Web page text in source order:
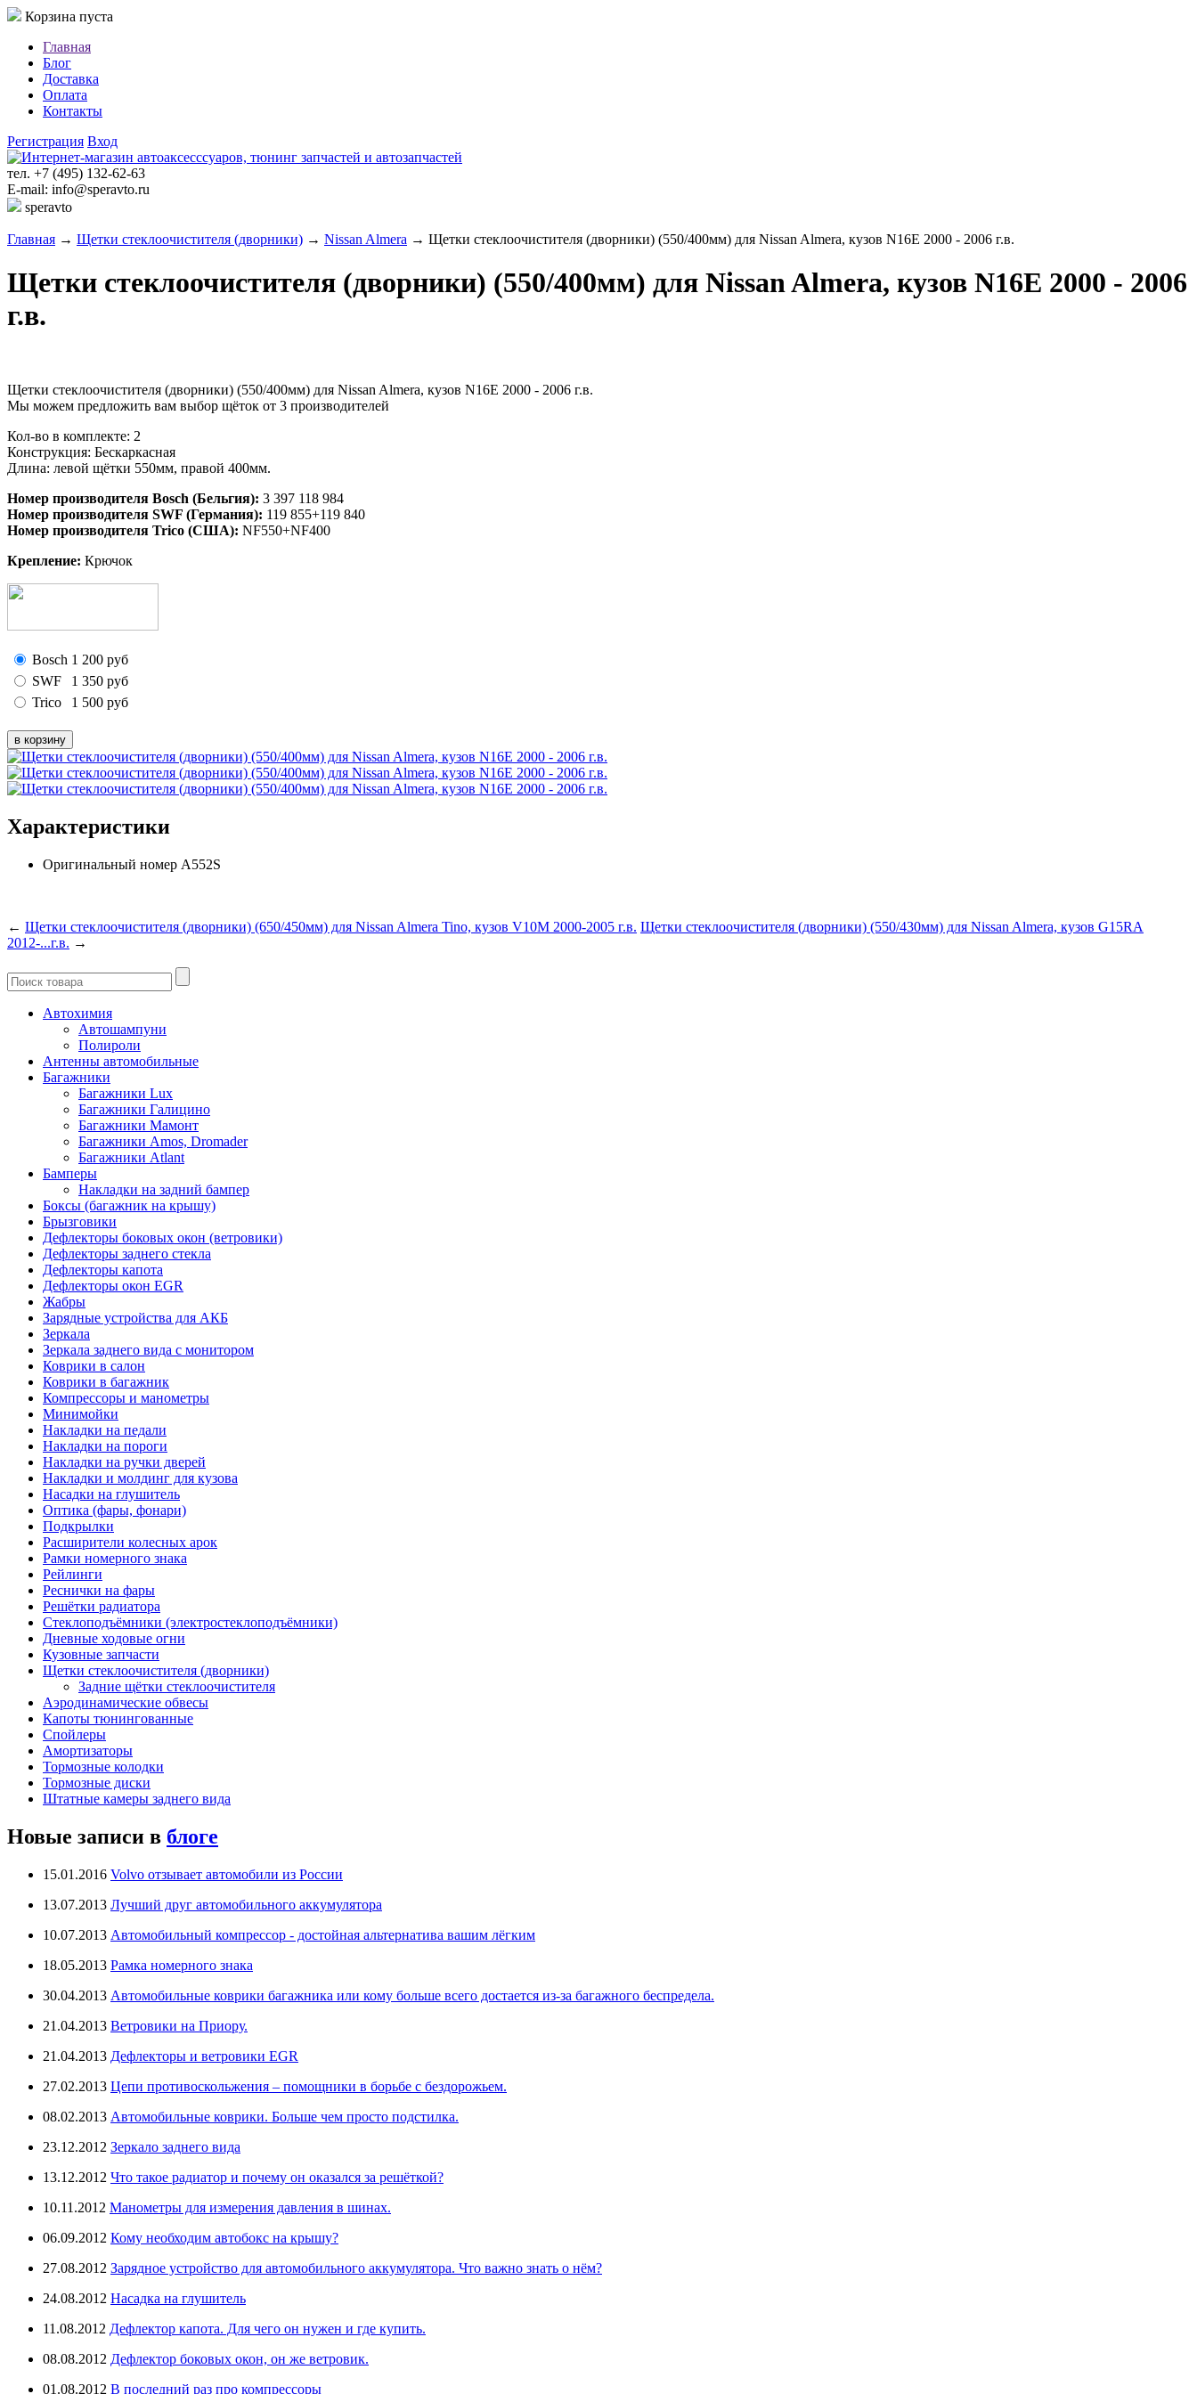
Корзина пуста
Главная
Блог
Доставка
Оплата
Контакты
Регистрация Вход
тел. +7 (495) 132-62-63
E-mail: info@speravto.ru
speravto
Главная → Щетки стеклоочистителя (дворники) → Nissan Almera → Щетки стеклоочистителя (дворники) (550/400мм) для Nissan Almera, кузов N16E 2000 - 2006 г.в.
Щетки стеклоочистителя (дворники) (550/400мм) для Nissan Almera, кузов N16E 2000 - 2006
г.в.
Щетки стеклоочистителя (дворники) (550/400мм) для Nissan Almera, кузов N16E 2000 - 2006 г.в.
Мы можем предложить вам выбор щёток от 3 производителей
Кол-во в комплекте: 2
Конструкция: Бескаркасная
Длина: левой щётки 550мм, правой 400мм.
Номер производителя Bosch (Бельгия): 3 397 118 984
Номер производителя SWF (Германия): 119 855+119 840
Номер производителя Trico (США): NF550+NF400
Крепление: Крючок
Bosch 1 200 руб
SWF
1 350 руб
Trico
1 500 руб
Характеристики
Оригинальный номер A552S
← Щетки стеклоочистителя (дворники) (650/450мм) для Nissan Almera Tino, кузов V10M 2000-2005 г.в. Щетки стеклоочистителя (дворники) (550/430мм) для Nissan Almera, кузов G15RA
2012-...г.в. →
Автохимия
Автошампуни
Полироли
Антенны автомобильные
Багажники
Багажники Lux
Багажники Галицино
Багажники Мамонт
Багажники Amos, Dromader
Багажники Atlant
Бамперы
Накладки на задний бампер
Боксы (багажник на крышу)
Брызговики
Дефлекторы боковых окон (ветровики)
Дефлекторы заднего стекла
Дефлекторы капота
Дефлекторы окон EGR
Жабры
Зарядные устройства для АКБ
Зеркала
Зеркала заднего вида с монитором
Коврики в салон
Коврики в багажник
Компрессоры и манометры
Минимойки
Накладки на педали
Накладки на пороги
Накладки на ручки дверей
Накладки и молдинг для кузова
Насадки на глушитель
Оптика (фары, фонари)
Подкрылки
Расширители колесных арок
Рамки номерного знака
Рейлинги
Реснички на фары
Решётки радиатора
Стеклоподъёмники (электростеклоподъёмники)
Дневные ходовые огни
Кузовные запчасти
Щетки стеклоочистителя (дворники)
Задние щётки стеклоочистителя
Аэродинамические обвесы
Капоты тюнингованные
Спойлеры
Амортизаторы
Тормозные колодки
Тормозные диски
Штатные камеры заднего вида
Новые записи в блоге
15.01.2016 Volvo отзывает автомобили из России
13.07.2013 Лучший друг автомобильного аккумулятора
10.07.2013 Автомобильный компрессор - достойная альтернатива вашим лёгким
18.05.2013 Рамка номерного знака
30.04.2013 Автомобильные коврики багажника или кому больше всего достается из-за багажного беспредела.
21.04.2013 Ветровики на Приору.
21.04.2013 Дефлекторы и ветровики EGR
27.02.2013 Цепи противоскольжения – помощники в борьбе с бездорожьем.
08.02.2013 Автомобильные коврики. Больше чем просто подстилка.
23.12.2012 Зеркало заднего вида
13.12.2012 Что такое радиатор и почему он оказался за решёткой?
10.11.2012 Манометры для измерения давления в шинах.
06.09.2012 Кому необходим автобокс на крышу?
27.08.2012 Зарядное устройство для автомобильного аккумулятора. Что важно знать о нём?
24.08.2012 Насадка на глушитель
11.08.2012 Дефлектор капота. Для чего он нужен и где купить.
08.08.2012 Дефлектор боковых окон, он же ветровик.
01.08.2012 В последний раз про компрессоры